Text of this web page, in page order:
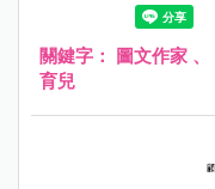
關鍵字： 圖文作家 、
育兒